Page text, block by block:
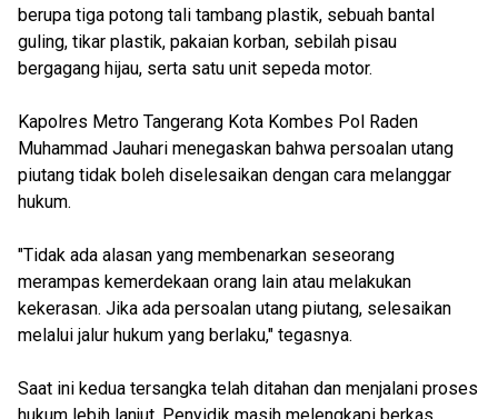
berupa tiga potong tali tambang plastik, sebuah bantal
guling, tikar plastik, pakaian korban, sebilah pisau
bergagang hijau, serta satu unit sepeda motor.
Kapolres Metro Tangerang Kota Kombes Pol Raden
Muhammad Jauhari menegaskan bahwa persoalan utang
piutang tidak boleh diselesaikan dengan cara melanggar
hukum.
"Tidak ada alasan yang membenarkan seseorang
merampas kemerdekaan orang lain atau melakukan
kekerasan. Jika ada persoalan utang piutang, selesaikan
melalui jalur hukum yang berlaku," tegasnya.
Saat ini kedua tersangka telah ditahan dan menjalani proses